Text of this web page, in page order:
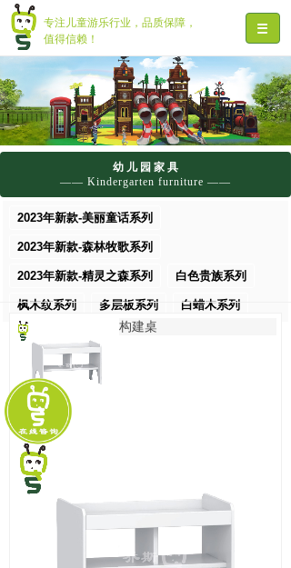
专注儿童游乐行业，品质保障，
值得信赖！
幼 儿 园 家 具
—— Kindergarten furniture ——
2023年新款-美丽童话系列
2023年新款-森林牧歌系列
2023年新款-精灵之森系列 白色贵族系列
枫木纹系列 多层板系列 白蜡木系列
首页 >> 幼儿园家具 >> 白色贵族系列 >> 桌椅
构建桌